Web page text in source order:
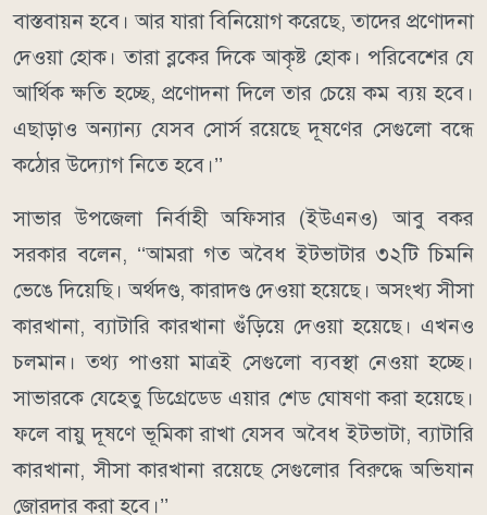
বাস্তবায়ন হবে। আর যারা বিনিয়োগ করেছে, তাদের প্রণোদনা
দেওয়া হোক। তারা ব্লকের দিকে আকৃষ্ট হোক। পরিবেশের যে
আর্থিক ক্ষতি হচ্ছে, প্রণোদনা দিলে তার চেয়ে কম ব্যয় হবে।
এছাড়াও অন্যান্য যেসব সোর্স রয়েছে দূষণের সেগুলো বন্ধে
কঠোর উদ্যোগ নিতে হবে।’’
সাভার উপজেলা নির্বাহী অফিসার (ইউএনও) আবু বকর
সরকার বলেন, ‘‘আমরা গত অবৈধ ইটভাটার ৩২টি চিমনি
ভেঙে দিয়েছি। অর্থদণ্ড, কারাদণ্ড দেওয়া হয়েছে। অসংখ্য সীসা
কারখানা, ব্যাটারি কারখানা গুঁড়িয়ে দেওয়া হয়েছে। এখনও
চলমান। তথ্য পাওয়া মাত্রই সেগুলো ব্যবস্থা নেওয়া হচ্ছে।
সাভারকে যেহেতু ডিগ্রেডেড এয়ার শেড ঘোষণা করা হয়েছে।
ফলে বায়ু দূষণে ভূমিকা রাখা যেসব অবৈধ ইটভাটা, ব্যাটারি
কারখানা, সীসা কারখানা রয়েছে সেগুলোর বিরুদ্ধে অভিযান
জোরদার করা হবে।’’